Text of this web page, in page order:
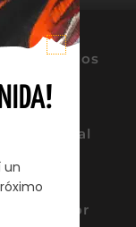
grabados
Digital
por
un